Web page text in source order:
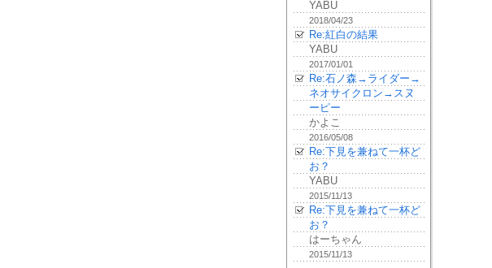
YABU
2018/04/23
Re:紅白の結果
YABU
2017/01/01
Re:石ノ森→ライダー→
ネオサイクロン→スヌ
ーピー
かよこ
2016/05/08
Re:下見を兼ねて一杯ど
お？
YABU
2015/11/13
Re:下見を兼ねて一杯ど
お？
はーちゃん
2015/11/13